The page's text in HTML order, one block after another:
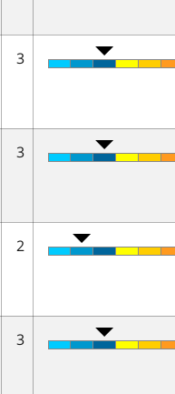
3
3
2
3